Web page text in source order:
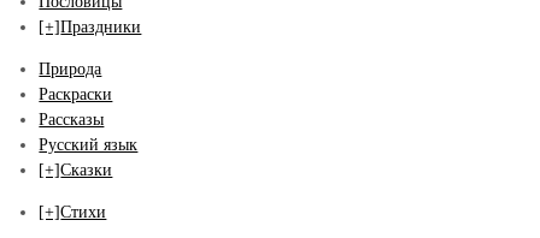
[+]Праздники
Природа
Раскраски
Рассказы
Русский язык
[+]Сказки
[+]Стихи